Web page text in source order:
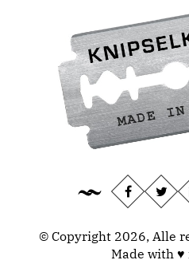
© Copyright 2026, Alle
Made with ♥